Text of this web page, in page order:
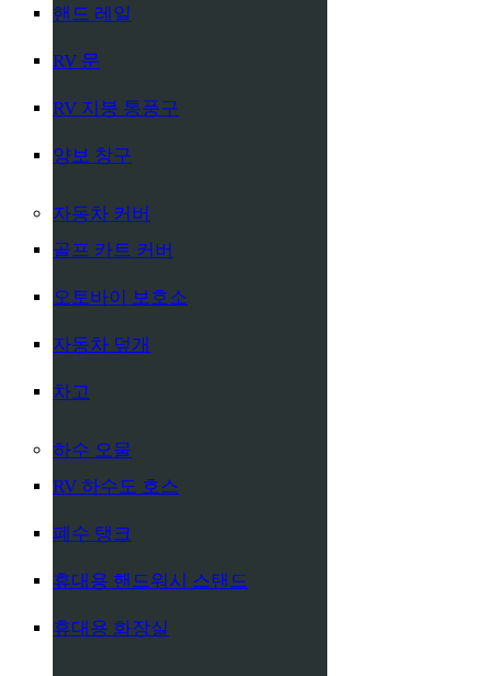
핸드 레일
RV 문
RV 지붕 통풍구
양보 창구
자동차 커버
골프 카트 커버
오토바이 보호소
자동차 덮개
차고
하수 오물
RV 하수도 호스
폐수 탱크
휴대용 핸드워시 스탠드
휴대용 화장실